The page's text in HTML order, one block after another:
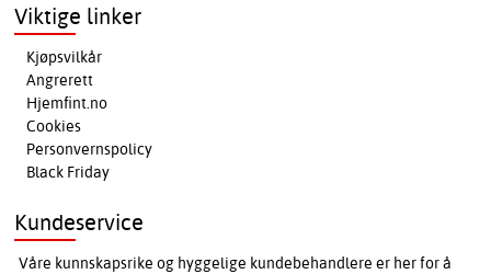
Viktige linker
Kjøpsvilkår
Angrerett
Hjemfint.no
Cookies
Personvernspolicy
Black Friday
Kundeservice
Våre kunnskapsrike og hyggelige kundebehandlere er her for å